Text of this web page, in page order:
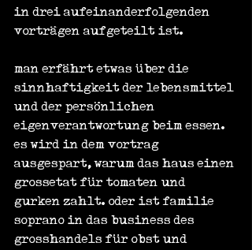
in drei aufeinanderfolgenden
vorträgen aufgeteilt ist.
man erfährt etwas über die
sinnhaftigkeit der lebensmittel
und der persönlichen
eigenverantwortung beim essen.
es wird in dem vortrag
ausgespart, warum das haus einen
grossetat für tomaten und
gurken zahlt. oder ist familie
soprano in das business des
grosshandels für obst und